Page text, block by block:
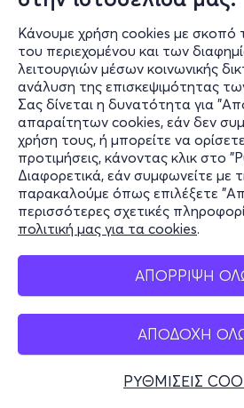
Κάνουμε χρήση cookies με σκοπό
του περιεχομένου και των
λειτουργιών μέσων κοινωνικής
ανάλυση της επισκεψιμότητας
Σας δίνεται η δυνατότητα για
απαραίτητων cookies, εάν δεν
χρήση τους, ή μπορείτε να
προτιμήσεις, κάνοντας κλικ στο
Διαφορετικά, εάν συμφωνείτε με
παρακαλούμε όπως επιλέξετε
περισσότερες σχετικές
πολιτική μας για τα cookies.
ΑΠΟΡΡΙΨΗ
ΑΠΟΔΟΧΗ
ΡΥΘΜΙΣΕΙΣ